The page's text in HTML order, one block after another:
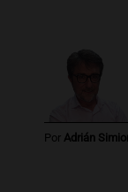
Viva la
Episodios
cuestiona
Por Adrián